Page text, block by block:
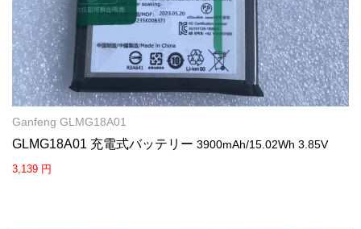
Ganfeng GLMG18A01
GLMG18A01 充電式バッテリー 3900mAh/15.02Wh 3.85V
3,139 円